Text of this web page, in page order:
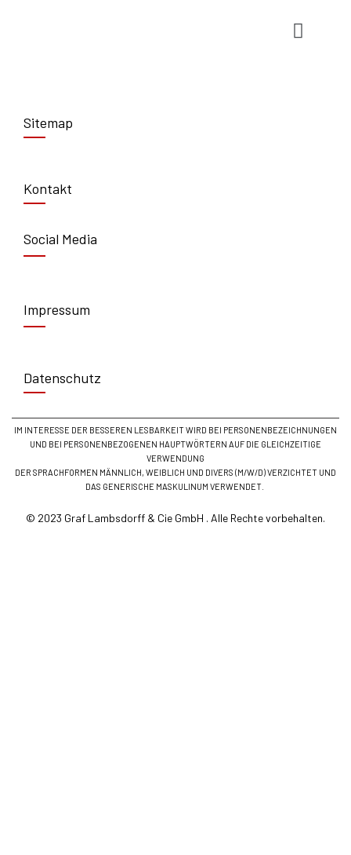
Sitemap
Kontakt
Social Media
Impressum
Datenschutz
IM INTERESSE DER BESSEREN LESBARKEIT WIRD BEI PERSONENBEZEICHNUNGEN
UND BEI PERSONENBEZOGENEN HAUPTWÖRTERN AUF DIE GLEICHZEITIGE
VERWENDUNG
DER SPRACHFORMEN MÄNNLICH, WEIBLICH UND DIVERS (M/W/D) VERZICHTET UND
DAS GENERISCHE MASKULINUM VERWENDET.
© 2023 Graf Lambsdorff & Cie GmbH . Alle Rechte vorbehalten.